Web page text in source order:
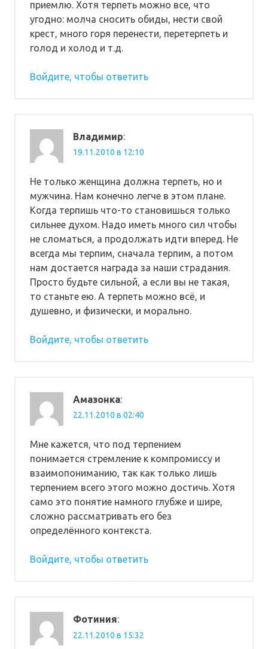
приемлю. Хотя терпеть можно все, что
угодно: молча сносить обиды, нести свой
крест, много горя перенести, перетерпеть и
голод и холод и т.д.
Войдите, чтобы ответить
Владимир:
19.11.2010 в 12:10
Не только женщина должна терпеть, но и
мужчина. Нам конечно легче в этом плане.
Когда терпишь что-то становишься только
сильнее духом. Надо иметь много сил чтобы
не сломаться, а продолжать идти вперед. Не
всегда мы терпим, сначала терпим, а потом
нам достается награда за наши страдания.
Просто будьте сильной, а если вы не такая,
то станьте ею. А терпеть можно всё, и
душевно, и физически, и морально.
Войдите, чтобы ответить
Амазонка:
22.11.2010 в 02:40
Мне кажется, что под терпением
понимается стремление к компромиссу и
взаимопониманию, так как только лишь
терпением всего этого можно достичь. Хотя
само это понятие намного глубже и шире,
сложно рассматривать его без
определённого контекста.
Войдите, чтобы ответить
Фотиния:
22.11.2010 в 15:32